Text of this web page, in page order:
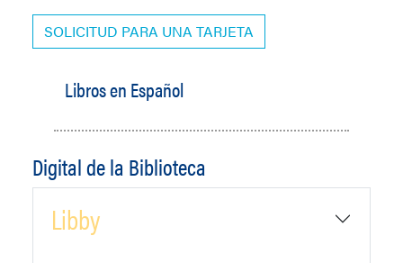
SOLICITUD PARA UNA TARJETA
Libros en Español
Digital de la Biblioteca
Libby